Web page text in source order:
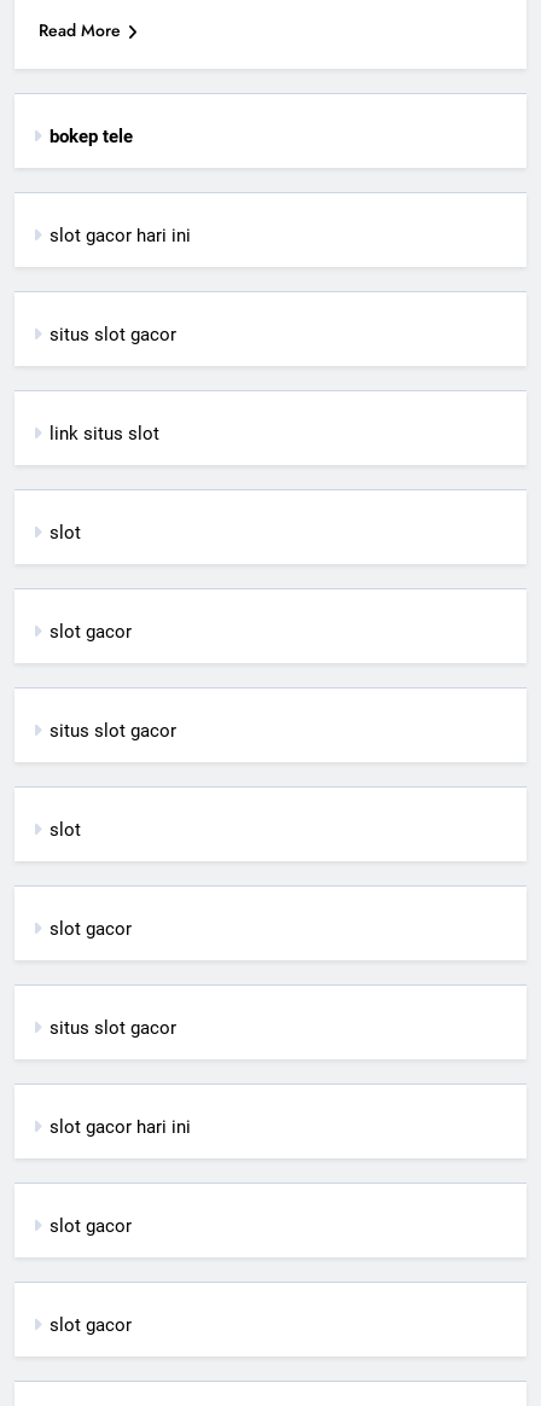
Read More
bokep tele
slot gacor hari ini
situs slot gacor
link situs slot
slot
slot gacor
situs slot gacor
slot
slot gacor
situs slot gacor
slot gacor hari ini
slot gacor
slot gacor